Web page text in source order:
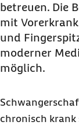
Welche
Was tun bei
Was tun bei
betreuen. Die
mit
und
moderner
möglich.
chronisch krank